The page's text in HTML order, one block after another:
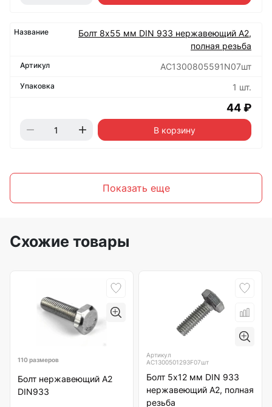
Болт 8х55 мм DIN 933 нержавеющий А2,
полная резьба
АС1300805591N07шт
1 шт.
44 ₽
В корзину
Показать еще
Схожие товары
110 размеров
Болт нержавеющий А2
DIN933
Артикул
АС1300501293F07шт
Болт 5х12 мм DIN 933
нержавеющий А2, полная
резьба